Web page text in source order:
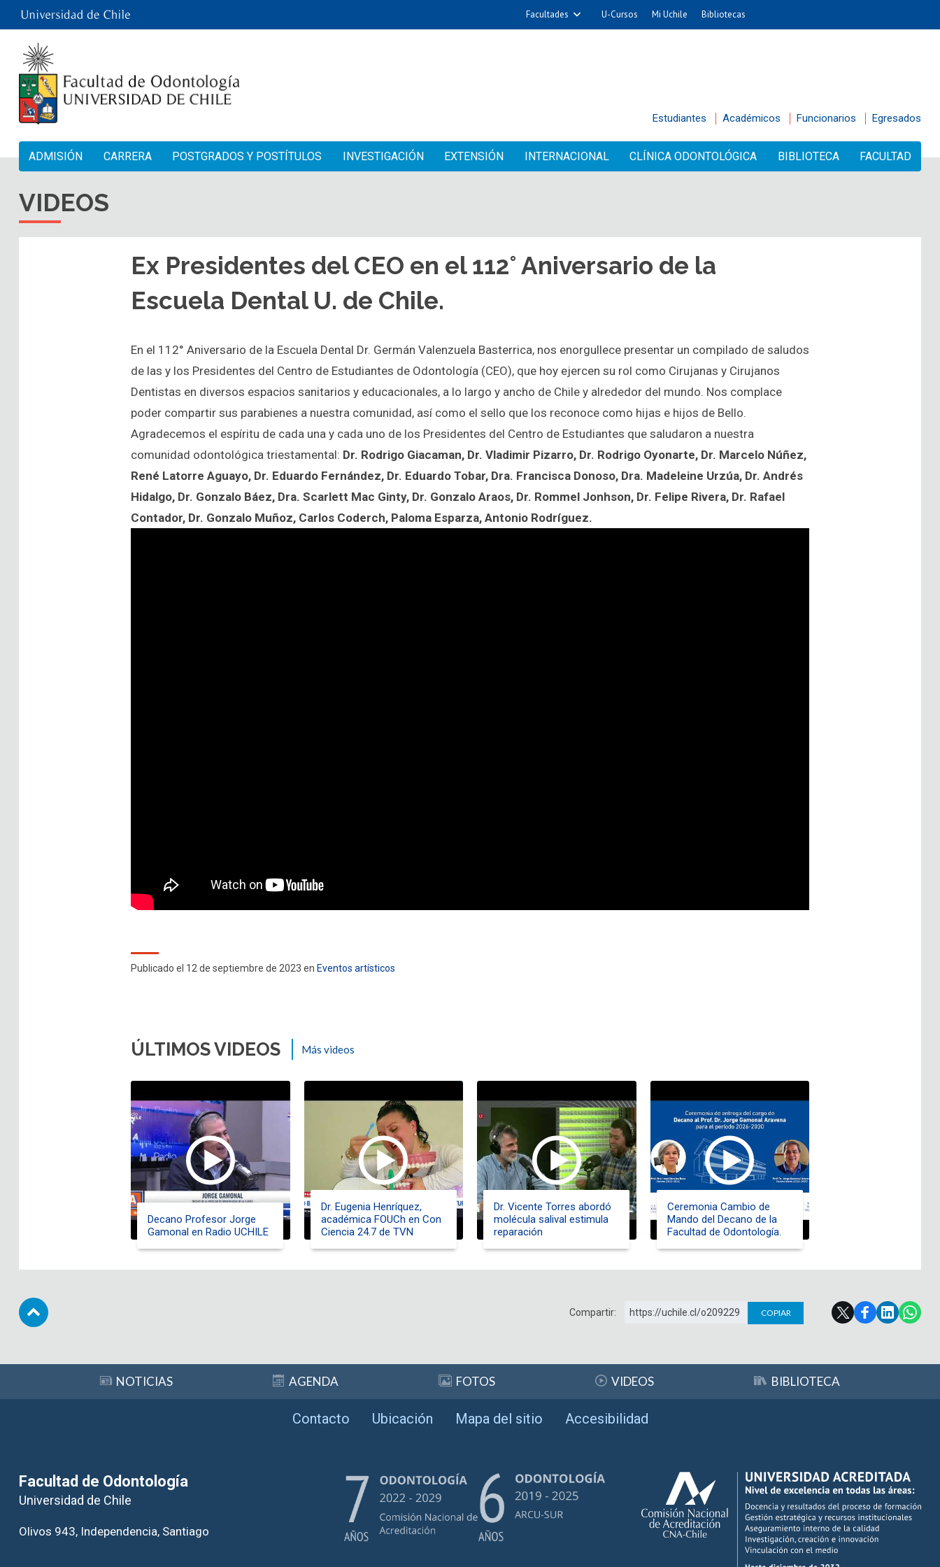
Facultades U-Cursos Mi Uchile Bibliotecas
Estudiantes Académicos Funcionarios Egresados
ADMISIÓN CARRERA POSTGRADOS Y POSTÍTULOS INVESTIGACIÓN EXTENSIÓN INTERNACIONAL CLÍNICA ODONTOLÓGICA BIBLIOTECA FACULTAD
VIDEOS
Ex Presidentes del CEO en el 112° Aniversario de la
Escuela Dental U. de Chile.
En el 112° Aniversario de la Escuela Dental Dr. Germán Valenzuela Basterrica, nos enorgullece presentar un compilado de saludos
de las y los Presidentes del Centro de Estudiantes de Odontología (CEO), que hoy ejercen su rol como Cirujanas y Cirujanos
Dentistas en diversos espacios sanitarios y educacionales, a lo largo y ancho de Chile y alrededor del mundo. Nos complace
poder compartir sus parabienes a nuestra comunidad, así como el sello que los reconoce como hijas e hijos de Bello.
Agradecemos el espíritu de cada una y cada uno de los Presidentes del Centro de Estudiantes que saludaron a nuestra
comunidad odontológica triestamental: Dr. Rodrigo Giacaman, Dr. Vladimir Pizarro, Dr. Rodrigo Oyonarte, Dr. Marcelo Núñez,
René Latorre Aguayo, Dr. Eduardo Fernández, Dr. Eduardo Tobar, Dra. Francisca Donoso, Dra. Madeleine Urzúa, Dr. Andrés
Hidalgo, Dr. Gonzalo Báez, Dra. Scarlett Mac Ginty, Dr. Gonzalo Araos, Dr. Rommel Jonhson, Dr. Felipe Rivera, Dr. Rafael
Contador, Dr. Gonzalo Muñoz, Carlos Coderch, Paloma Esparza, Antonio Rodríguez.
Publicado el 12 de septiembre de 2023 en Eventos artísticos
ÚLTIMOS VIDEOS Más videos
Decano Profesor Jorge
Gamonal en Radio UCHILE
Dr. Eugenia Henríquez,
académica FOUCh en Con
Ciencia 24.7 de TVN
Dr. Vicente Torres abordó
molécula salival estimula
reparación
Ceremonia Cambio de
Mando del Decano de la
Facultad de Odontología.
Compartir: https://uchile.cl/o209229 COPIAR
NOTICIAS AGENDA FOTOS VIDEOS BIBLIOTECA
Contacto Ubicación Mapa del sitio Accesibilidad
Facultad de Odontología
Universidad de Chile
Olivos 943, Independencia, Santiago